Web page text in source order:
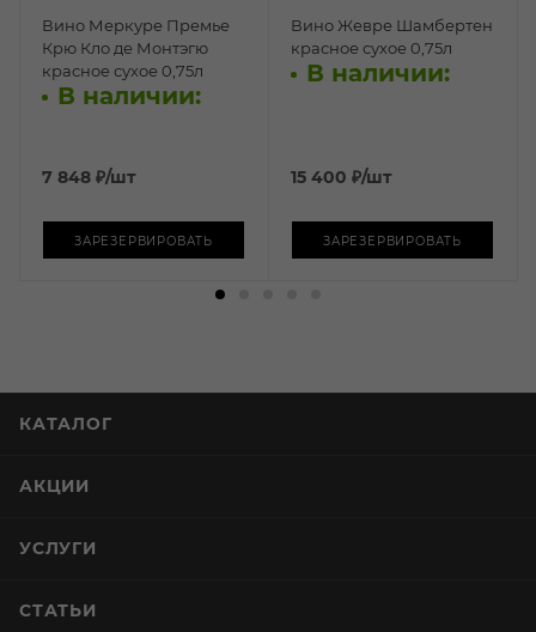
Вино Меркуре Премье
Крю Кло де Монтэгю
красное сухое 0,75л
В наличии:
7 848 ₽/шт
ЗАРЕЗЕРВИРОВАТЬ
Вино Жевре Шамбертен
красное сухое 0,75л
В наличии:
15 400 ₽/шт
ЗАРЕЗЕРВИРОВАТЬ
КАТАЛОГ
АКЦИИ
УСЛУГИ
СТАТЬИ